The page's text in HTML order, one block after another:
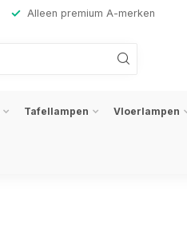
Alleen premium A-merken
Tafellampen Vloerlampen